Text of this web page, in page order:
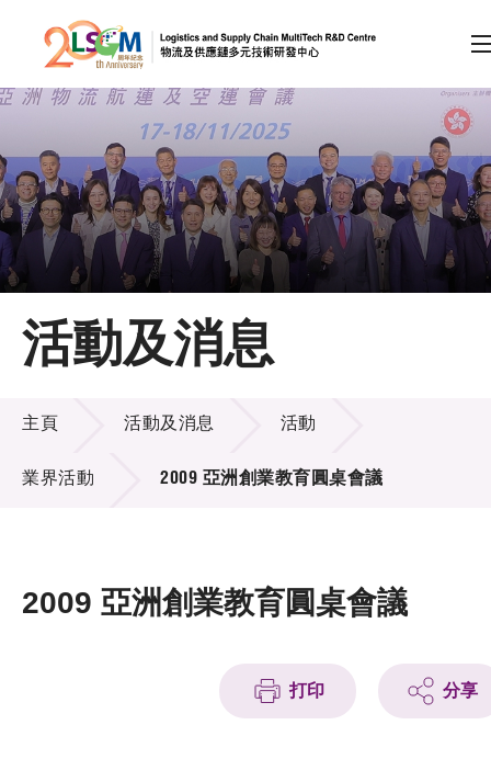
跳到內容（按回車鍵）
會員登入
A A EN 繁 简
主頁
關於LSCM
技術商品化
項目及資助計劃
活動及消息
活動及消息
活動及消息
主頁 活動及消息 活動
業界活動 2009 亞洲創業教育圓桌會議
2009 亞洲創業教育圓桌會議
打印 分享